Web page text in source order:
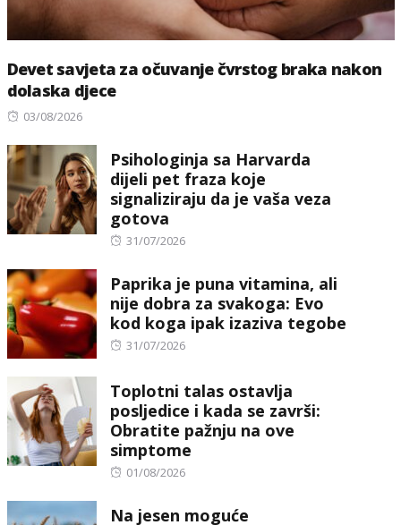
Devet savjeta za očuvanje čvrstog braka nakon
dolaska djece
Posted
03/08/2026
Psihologinja sa Harvarda
dijeli pet fraza koje
signaliziraju da je vaša veza
gotova
Posted
31/07/2026
Paprika je puna vitamina, ali
nije dobra za svakoga: Evo
kod koga ipak izaziva tegobe
Posted
31/07/2026
Toplotni talas ostavlja
posljedice i kada se završi:
Obratite pažnju na ove
simptome
Posted
01/08/2026
Na jesen moguće